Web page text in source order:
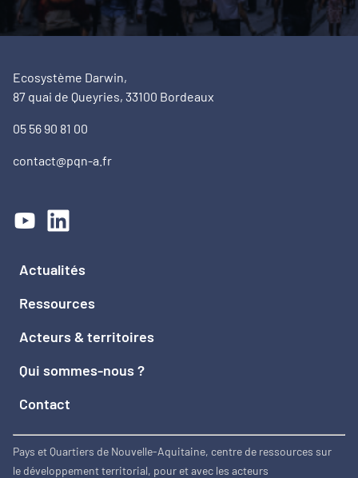
Ecosystème Darwin,
87 quai de Queyries, 33100 Bordeaux
05 56 90 81 00
contact@pqn-a.fr
Actualités
Ressources
Acteurs & territoires
Qui sommes-nous ?
Contact
Pays et Quartiers de Nouvelle-Aquitaine, centre de ressources sur
le développement territorial, pour et avec les acteurs